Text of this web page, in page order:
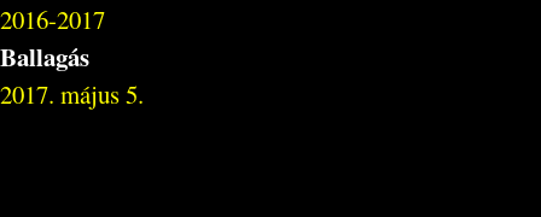
2016-2017
Ballagás
2017. május 5.